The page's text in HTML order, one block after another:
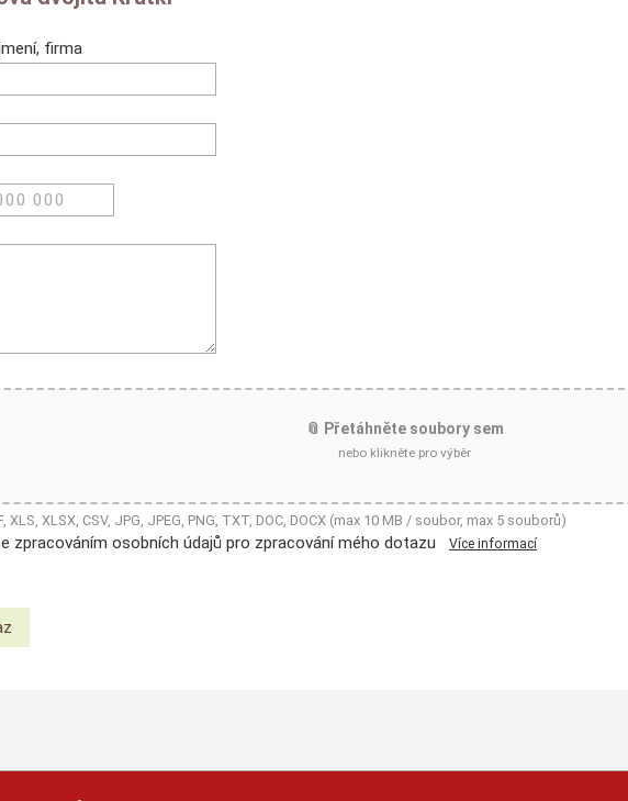
firma
📎 Přetáhněte soubory sem
nebo klikněte pro výběr
XLS, XLSX, CSV, JPG, JPEG, PNG, TXT, DOC, DOCX (max 10 MB / soubor, max 5 souborů)
zpracováním osobních údajů pro zpracování mého dotazu Více informací